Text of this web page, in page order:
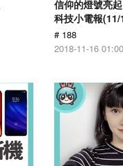
信仰的燈號亮
科技小電報(11/
# 188
2018-11-16 01:00